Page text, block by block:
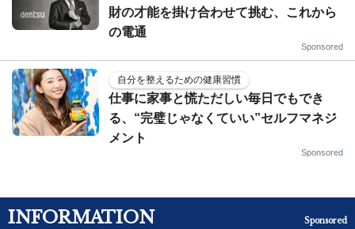
財の才能を掛け合わせて挑む、これから
の電通
Sponsored
自分を整えるための健康習慣
仕事に家事と慌ただしい毎日でもでき
る、“完璧じゃなくていい”セルフマネジ
メント
Sponsored
INFORMATION Sponsored